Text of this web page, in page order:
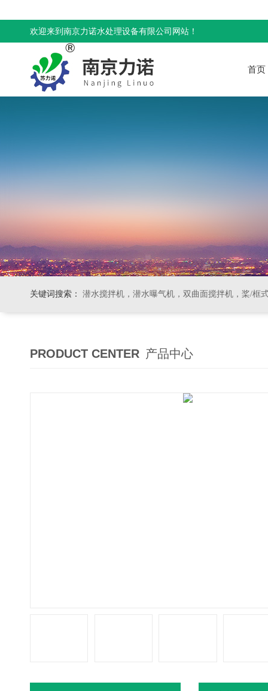
欢迎来到南京力诺水处理设备有限公司网站！
首页
关键词搜索： 潜水搅拌机，潜水曝气机，双曲面搅拌机，桨/框式搅拌
PRODUCT CENTER 产品中心